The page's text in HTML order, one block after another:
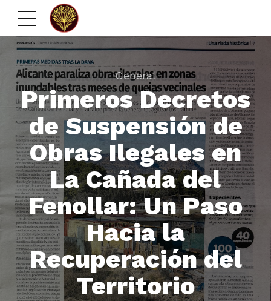
General
Primeros Decretos
de Suspensión de
Obras Ilegales en
La Cañada del
Fenollar: Un Paso
Hacia la
Recuperación del
Territorio